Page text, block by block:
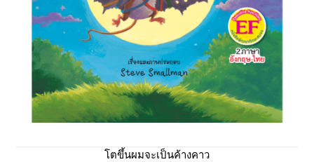
โตขึ้นผมจะเป็นค้างคาว